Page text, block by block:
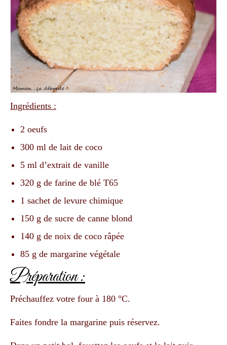
Ingrédients :
2 oeufs
300 ml de lait de coco
5 ml d’extrait de vanille
320 g de farine de blé T65
1 sachet de levure chimique
150 g de sucre de canne blond
140 g de noix de coco râpée
85 g de margarine végétale
Préparation :
Préchauffez votre four à 180 °C.
Faites fondre la margarine puis réservez.